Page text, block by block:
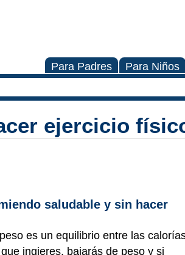
Para Padres Para Niños
ejercicio
saludable y sin hacer
es un equilibrio entre las
ingieres, bajarás de peso y si